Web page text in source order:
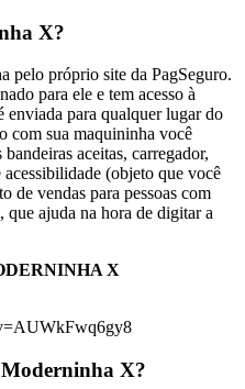
X?
pelo próprio site da PagSeguro.
para ele e tem acesso à
para qualquer lugar do
com sua maquininha você
aceitas, carregador,
(objeto que você
de vendas para pessoas com
ajuda na hora de digitar a
X
X?